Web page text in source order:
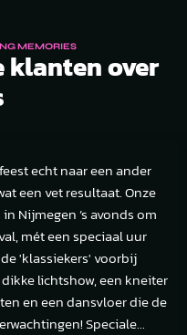
MEMORIES
klanten over
echt naar een ander
een vet resultaat. Onze
Nijmegen ’s avonds om
mét een speciaal uur
'klassiekers' voorbij
lichtshow, een kneiter
en een dansvloer die de
Speciale...